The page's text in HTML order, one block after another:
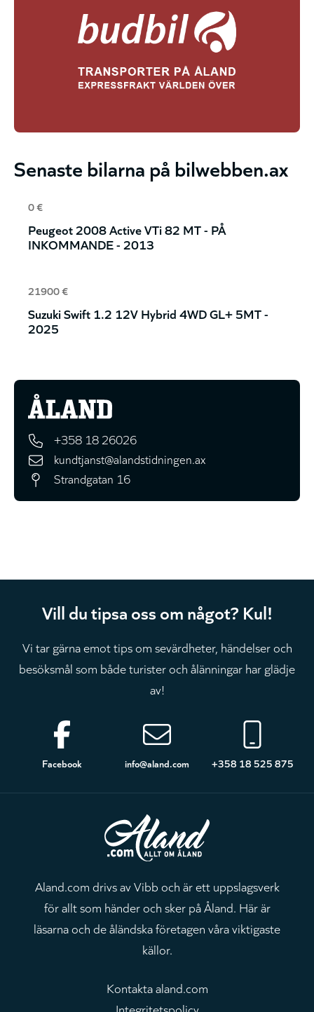
Senaste bilarna på bilwebben.ax
Peugeot 2008 Active VTi 82 MT - PÅ
INKOMMANDE - 2013
Suzuki Swift 1.2 12V Hybrid 4WD
+358 18 26026
kundtjanst@alandstidningen.ax
Strandgatan 16
Vill du tipsa oss om något? Kul!
Vi tar gärna emot tips om sevärdheter, händelser och
besöksmål som både turister och ålänningar har glädje
av!
Sidfot
Facebook info@aland.com +358 18 525 875
Aland.com drivs av Vibb och är ett uppslagsverk
för allt som händer och sker på Åland. Här är
läsarna och de åländska företagen våra viktigaste
källor.
Kontakta aland.com
Integritetspolicy